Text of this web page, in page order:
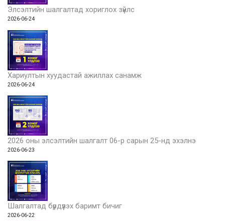
Элсэлтийн шалгалтад хориглох зүйлс
2026-06-24
Хариултын хуудастай ажиллах санамж
2026-06-24
2026 оны элсэлтийн шалгалт 06-р сарын 25-нд эхэлнэ
2026-06-23
Шалгалтад бүрдүүлэх баримт бичиг
2026-06-22